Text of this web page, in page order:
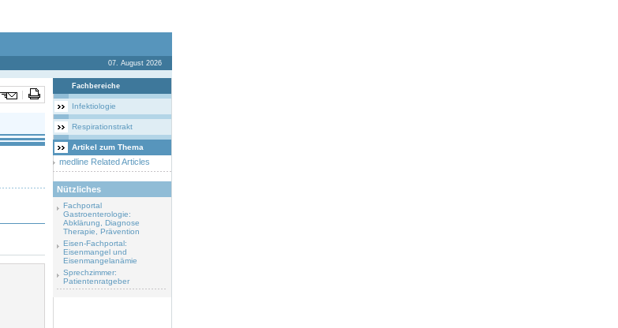
07. August 2026
Fachbereiche
Infektiologie
Respirationstrakt
Artikel zum Thema
medline Related Articles
Nützliches
Fachportal
Gastroenterologie:
Abklärung, Diagnose
Therapie, Prävention
Eisen-Fachportal:
Eisenmangel und
Eisenmangelanämie
Sprechzimmer:
Patientenratgeber